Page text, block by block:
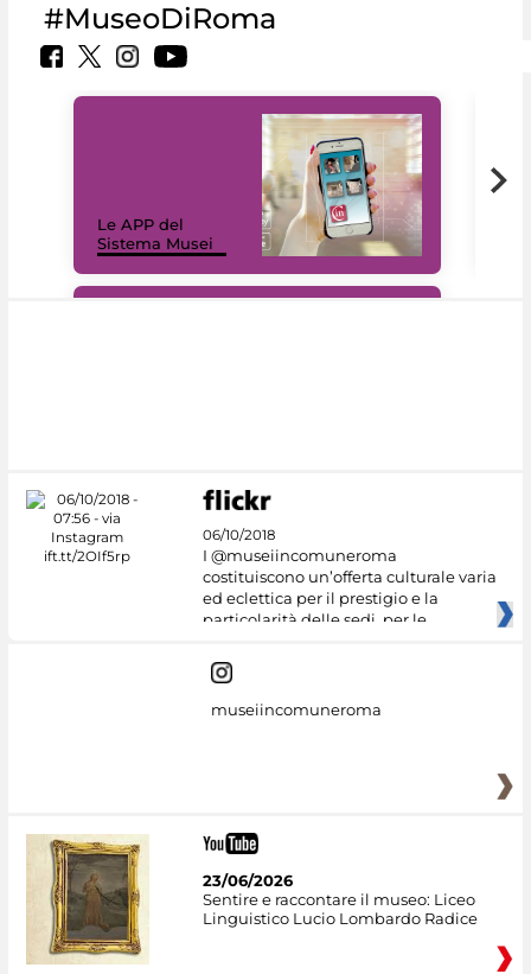
#MuseoDiRoma
Le APP del
Sistema Musei
06/10/2018
I @museiincomuneroma
costituiscono un’offerta culturale varia
ed eclettica per il prestigio e la
particolarità delle sedi, per le
museiincomuneroma
23/06/2026
Sentire e raccontare il museo: Liceo
Linguistico Lucio Lombardo Radice